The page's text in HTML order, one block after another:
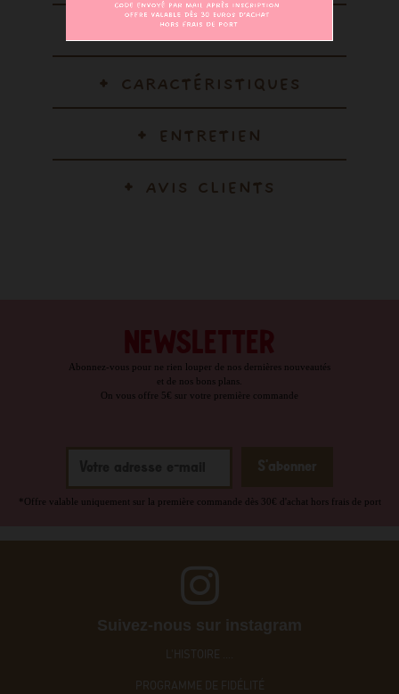
DESCRIPTION
CARACTÉRISTIQUES
ENTRETIEN
AVIS CLIENTS
Abonnez-vous pour ne rien louper de nos dernières nouveautés
et de nos bons plans.
On vous offre 5€ sur votre première commande
*Offre valable uniquement sur la première commande dès 30€ d'achat hors frais de port
Suivez-nous sur instagram
L'HISTOIRE ....
PROGRAMME DE FIDÉLITÉ